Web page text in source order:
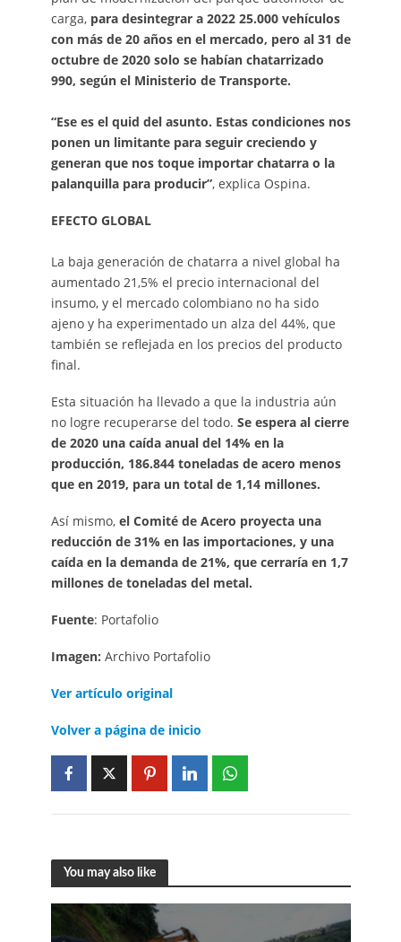
carga, para desintegrar a 2022 25.000 vehículos
con más de 20 años en el mercado, pero al 31 de
octubre de 2020 solo se habían chatarrizado
990, según el Ministerio de Transporte.
“Ese es el quid del asunto. Estas condiciones nos
ponen un limitante para seguir creciendo y
generan que nos toque importar chatarra o la
palanquilla para producir”, explica Ospina.
EFECTO GLOBAL
La baja generación de chatarra a nivel global ha
aumentado 21,5% el precio internacional del
insumo, y el mercado colombiano no ha sido
ajeno y ha experimentado un alza del 44%, que
también se reflejada en los precios del producto
final.
Esta situación ha llevado a que la industria aún
no logre recuperarse del todo. Se espera al cierre
de 2020 una caída anual del 14% en la
producción, 186.844 toneladas de acero menos
que en 2019, para un total de 1,14 millones.
Así mismo, el Comité de Acero proyecta una
reducción de 31% en las importaciones, y una
caída en la demanda de 21%, que cerraría en 1,7
millones de toneladas del metal.
Fuente: Portafolio
Imagen: Archivo Portafolio
Ver artículo original
Volver a página de inicio
You may also like